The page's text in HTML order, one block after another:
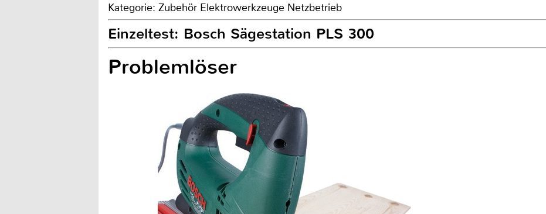
Kategorie: Zubehör Elektrowerkzeuge Netzbetrieb
Einzeltest: Bosch Sägestation PLS 300
Problemlöser